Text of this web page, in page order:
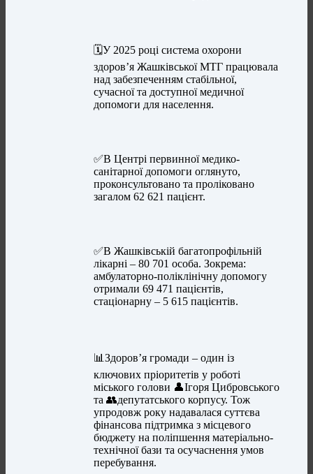
🗓У 2025 році система охорони
здоров’я Жашківської МТГ працювала
над забезпеченням стабільної,
сучасної та доступної медичної
допомоги для населення.
✅В Центрі первинної медико-
санітарної допомоги оглянуто,
проконсультовано та проліковано
загалом 62 621 пацієнт.
✅В Жашківській багатопрофільній
лікарні – 80 701 особа. Зокрема:
амбулаторно-поліклінічну допомогу
отримали 69 471 пацієнтів,
стаціонарну – 5 615 пацієнтів.
📊Здоров’я громади – один із
ключових пріоритетів у роботі
міського голови 👤Ігоря Цибровського
та 👥депутатського корпусу. Тож
упродовж року надавалася суттєва
фінансова підтримка з місцевого
бюджету на поліпшення матеріально-
технічної бази та осучаснення умов
перебування.